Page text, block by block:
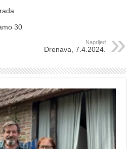
30
Naprijed
Drenava, 7.4.2024.